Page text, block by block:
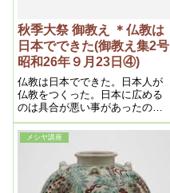
秋季大祭 御教え ＊仏教は
日本でできた(御教え集2号
昭和26年９月23日④)
仏教は日本でできた。日本人が
仏教をつくった。日本に広める
のは具合が悪い事があったの
で、神様はインドに行かれて、
仏教を始めたんです。それで、
化身――化仏と言う訳ですね
メシヤ講座